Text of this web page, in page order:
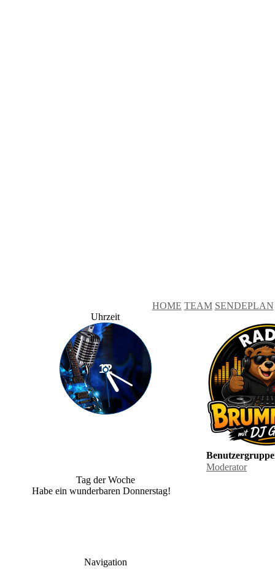
HOME TEAM SENDEPLAN
Uhrzeit
Tag der Woche
Habe ein wunderbaren Donnerstag!
Navigation
Moderator